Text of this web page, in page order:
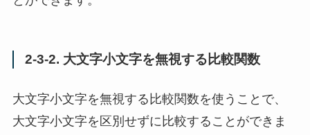
2-3-2. 大文字小文字を無視する比較関数
大文字小文字を無視する比較関数を使うことで、
大文字小文字を区別せずに比較することができま